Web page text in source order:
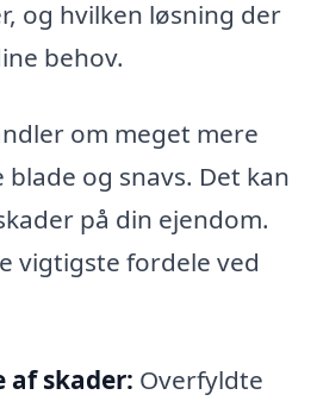
og hvilken løsning der
behov.
om meget mere
og snavs. Det kan
på din ejendom.
vigtigste fordele ved
af skader: Overfyldte